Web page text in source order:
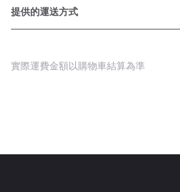
提供的運送方式
實際運費金額以購物車結算為準